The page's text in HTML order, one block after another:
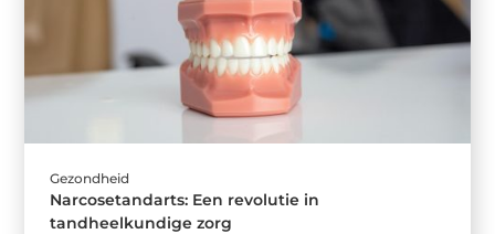
Gezondheid
Narcosetandarts: Een revolutie in
tandheelkundige zorg